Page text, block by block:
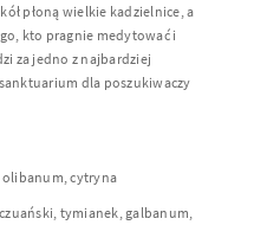
płoną wielkie kadzielnice, a
kto pragnie medytować i
za jedno z najbardziej
dla poszukiwaczy
olibanum, cytryna
tymianek, galbanum,